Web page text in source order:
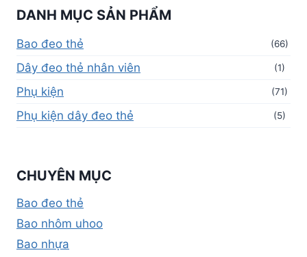
DANH MỤC SẢN PHẨM
Bao đeo thẻ (66)
Dây đeo thẻ nhân viên (1)
Phụ kiện (71)
Phụ kiện dây đeo thẻ (5)
CHUYÊN MỤC
Bao đeo thẻ
Bao nhôm uhoo
Bao nhựa